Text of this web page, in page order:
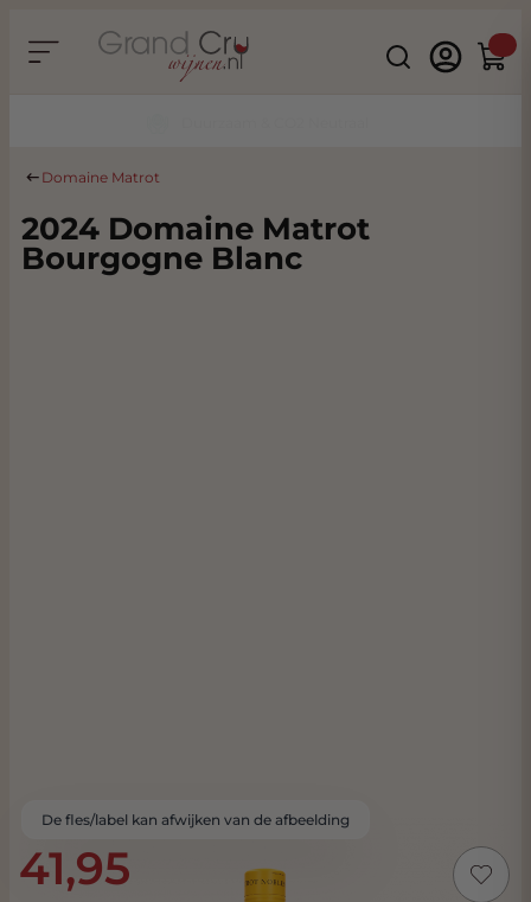
Search
Domaine Matrot
2024 Domaine Matrot
Bourgogne Blanc
De fles/label kan afwijken van de afbeelding
41,95